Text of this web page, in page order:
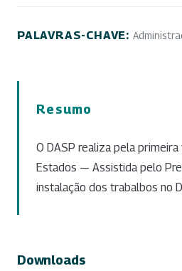
PALAVRAS-CHAVE:
Resumo
O DASP realiza pela
Estados — Assistida pelo
instalação dos trabalbos no
Downloads